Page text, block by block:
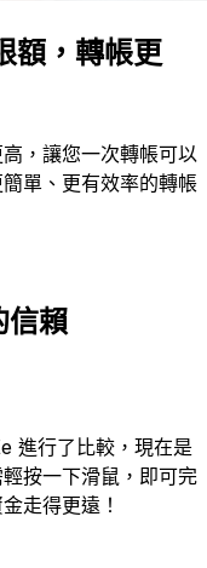
額，轉帳更
，讓您一次轉帳可以
單、更有效率的轉帳
信賴
進行了比較，現在是
按一下滑鼠，即可完
走得更遠！